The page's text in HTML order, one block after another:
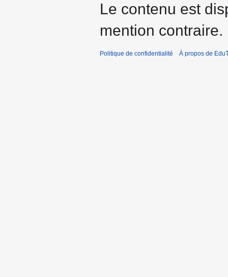
Le contenu est
mention contraire.
Politique de confidentialité À propos de